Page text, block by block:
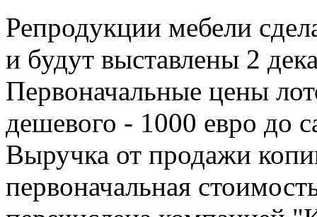
Репродукции мебели
и будут выставлены 2
Первоначальные цены
дешевого - 1000 евро до
Выручка от продажи
первоначальная